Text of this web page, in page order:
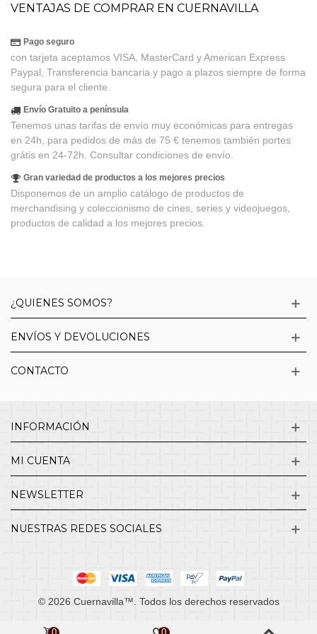
VENTAJAS DE COMPRAR EN CUERNAVILLA
Pago seguro
con tarjeta aceptamos VISA, MasterCard y American Express
Paypal, Transferencia bancaria y pago a plazos siempre de forma
segura para el cliente.
Envío Gratuito a península
Tenemos unas tarifas de envío muy económicas para entregas
en 24h, para pedidos de más de 75 € tenemos también portes
grátis en 24-72h. Consultar condiciones de envío.
Gran variedad de productos a los mejores precios
Disponemos de un amplio catálogo de productos de
merchandising y coleccionismo de cines, series y videojuegos,
productos de calidad a los mejores precios.
¿QUIENES SOMOS?
ENVÍOS Y DEVOLUCIONES
CONTACTO
INFORMACIÓN
MI CUENTA
NEWSLETTER
NUESTRAS REDES SOCIALES
© 2026 Cuernavilla™. Todos los derechos reservados